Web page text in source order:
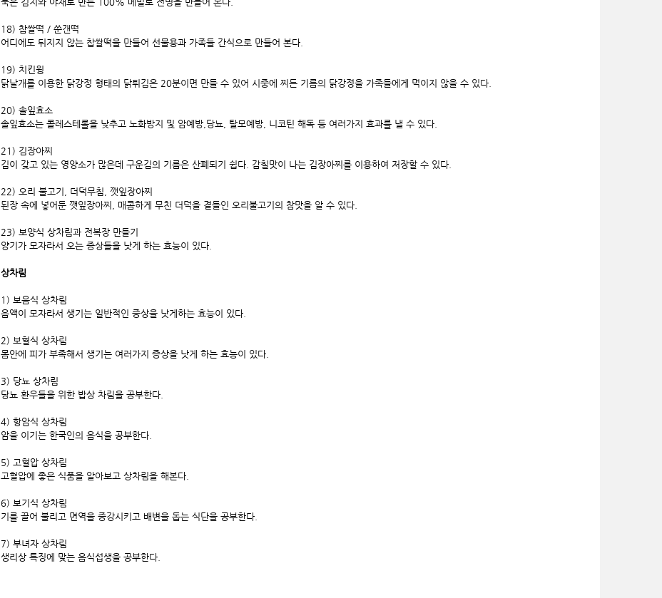
18) 찹쌀떡 / 쑨갠떡
어디에도 뒤지지 않는 찹쌀떡을 만들어 선물용과 가족들 간식으로 만들어 본다.
19) 치킨윙
닭날개를 이용한 닭강정 형태의 닭튀김은 20분이면 만들 수 있어 시중에 찌든 기름의 닭강정을 가족들에게 먹이지 않을 수 있다.
20) 솔잎효소
솔잎효소는 콜레스테롤을 낮추고 노화방지 및 암예방,당뇨, 탈모예방, 니코틴 해독 등 여러가지 효과를 낼 수 있다.
21) 김장아찌
김이 갖고 있는 영양소가 많은데 구운김의 기름은 산폐되기 쉽다. 감칠맛이 나는 김장아찌를 이용하여 저장할 수 있다.
22) 오리 불고기, 더덕무침, 깻잎장아찌
된장 속에 넣어둔 깻잎장아찌, 매콤하게 무친 더덕을 곁들인 오리불고기의 참맛을 알 수 있다.
23) 보양식 상차림과 전복장 만들기
양기가 모자라서 오는 증상들을 낫게 하는 효능이 있다.
상차림
1) 보음식 상차림
음액이 모자라서 생기는 일반적인 증상을 낫게하는 효능이 있다.
2) 보혈식 상차림
몸안에 피가 부족해서 생기는 여러가지 증상을 낫게 하는 효능이 있다.
3) 당뇨 상차림
당뇨 환우들을 위한 밥상 차림을 공부한다.
4) 항암식 상차림
암을 이기는 한국인의 음식을 공부한다.
5) 고혈압 상차림
고혈압에 좋은 식품을 알아보고 상차림을 해본다.
6) 보기식 상차림
기를 끌어 불리고 면역을 증강시키고 배변을 돕는 식단을 공부한다.
7) 부녀자 상차림
생리상 특징에 맞는 음식섭생을 공부한다.